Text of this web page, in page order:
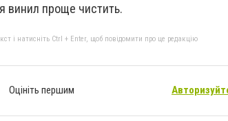
винил проще чистить.
і натисніть Ctrl + Enter, щоб повідомити про це редакцію
Оцініть першим